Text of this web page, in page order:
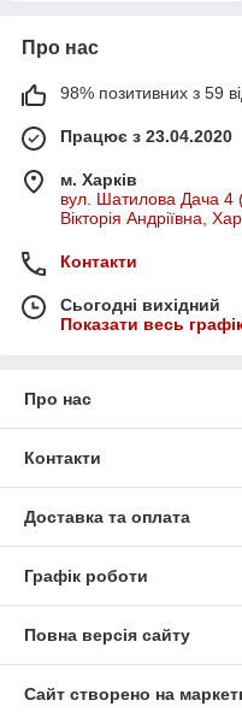
Про нас
98% позитивних з 59
Працює з 23.04.2020
м. Харків
вул. Шатилова Дача 4
Вікторія Андріївна,
Контакти
Сьогодні вихідний
Показати весь
Про нас
Контакти
Доставка та оплата
Графік роботи
Повна версія сайту
Сайт створено на